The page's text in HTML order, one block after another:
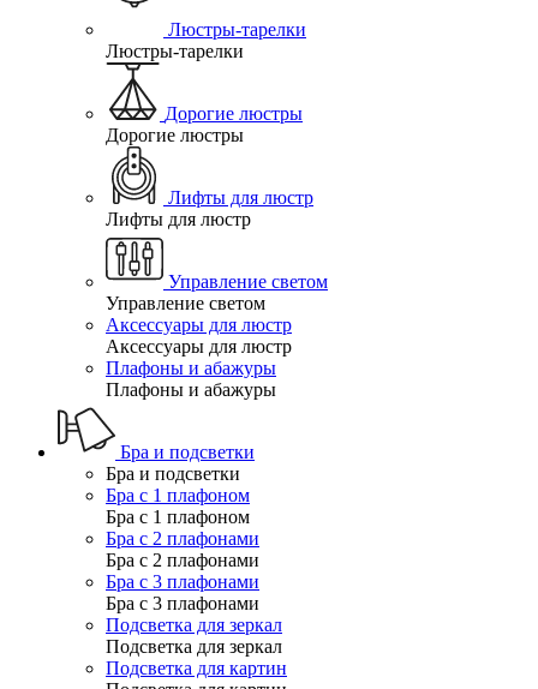
Люстры-тарелки
Люстры-тарелки
Дорогие люстры
Дорогие люстры
Лифты для люстр
Лифты для люстр
Управление светом
Управление светом
Аксессуары для люстр
Аксессуары для люстр
Плафоны и абажуры
Плафоны и абажуры
Бра и подсветки
Бра и подсветки
Бра с 1 плафоном
Бра с 1 плафоном
Бра с 2 плафонами
Бра с 2 плафонами
Бра с 3 плафонами
Бра с 3 плафонами
Подсветка для зеркал
Подсветка для зеркал
Подсветка для картин